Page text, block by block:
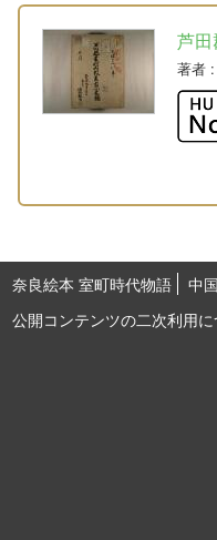
芦
著者
奈良絵本 室町時代物語
中
公開コンテンツの二次利用に